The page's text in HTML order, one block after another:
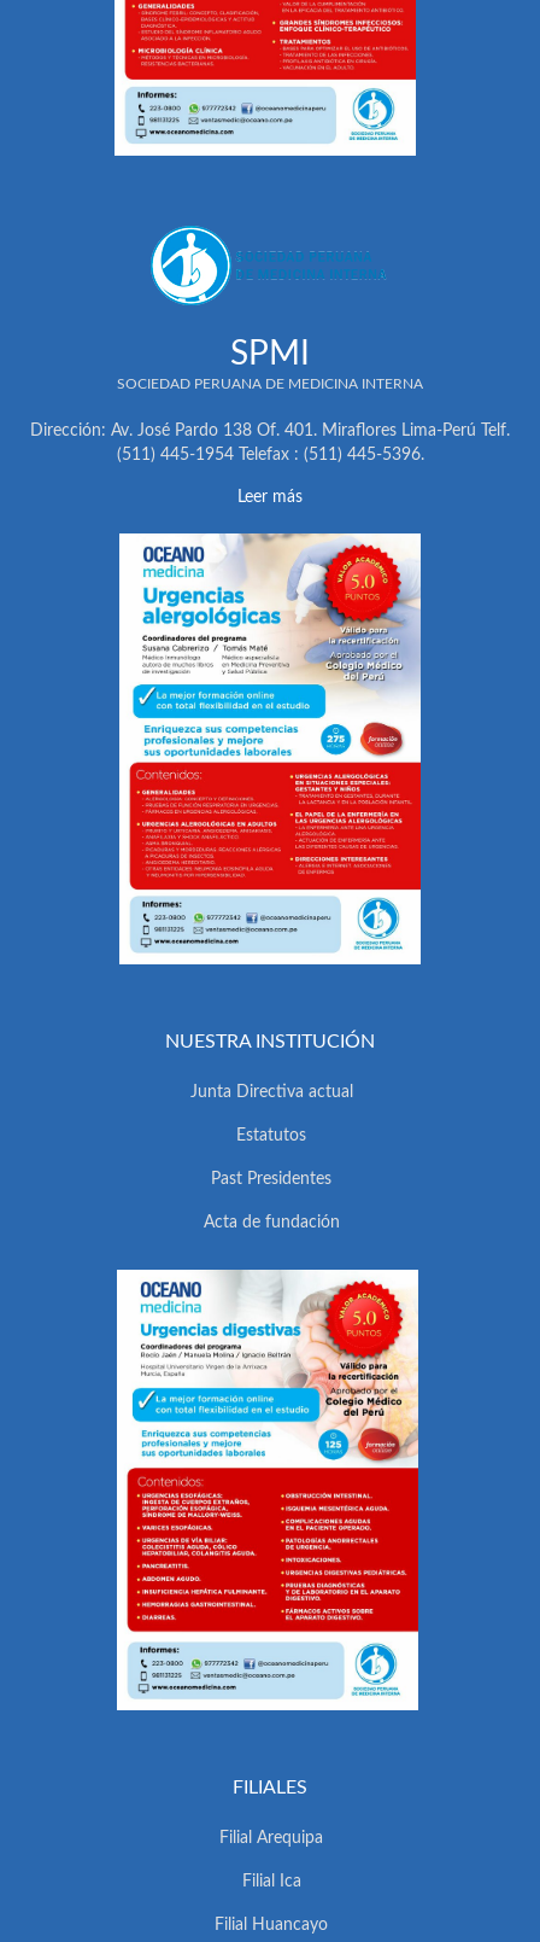
SPMI
SOCIEDAD PERUANA DE MEDICINA INTERNA
Dirección: Av. José Pardo 138 Of. 401. Miraflores Lima-Perú Telf.
(511) 445-1954 Telefax : (511) 445-5396.
Leer más
NUESTRA INSTITUCIÓN
Junta Directiva actual
Estatutos
Past Presidentes
Acta de fundación
FILIALES
Filial Arequipa
Filial Ica
Filial Huancayo